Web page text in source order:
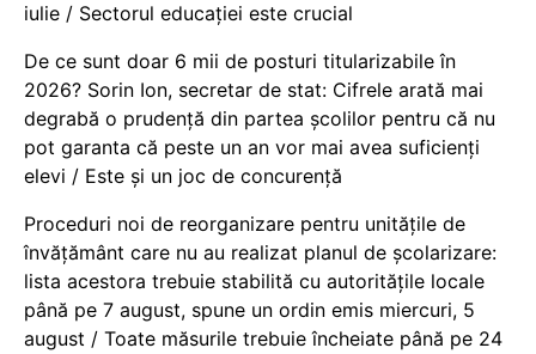
iulie / Sectorul educației este crucial
De ce sunt doar 6 mii de posturi titularizabile în
2026? Sorin Ion, secretar de stat: Cifrele arată mai
degrabă o prudență din partea școlilor pentru că nu
pot garanta că peste un an vor mai avea suficienți
elevi / Este și un joc de concurență
Proceduri noi de reorganizare pentru unitățile de
învățământ care nu au realizat planul de școlarizare:
lista acestora trebuie stabilită cu autoritățile locale
până pe 7 august, spune un ordin emis miercuri, 5
august / Toate măsurile trebuie încheiate până pe 24